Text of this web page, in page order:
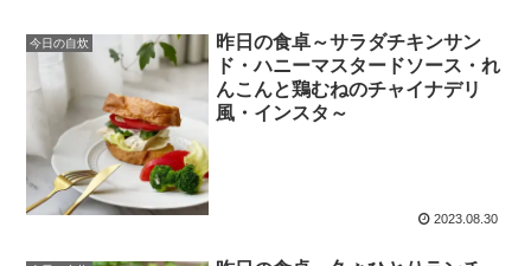
今日の自炊
昨日の食卓～サラダチキンサン
ド・ハニーマスタードソース・れ
んこんと鶏むねのチャイナデリ
風・インスタ～
2023.08.30